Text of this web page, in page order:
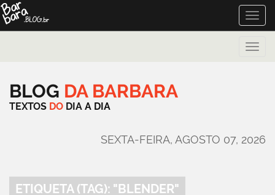
Toggle
Toggle
BLOG DA BARBARA
TEXTOS DO DIA A DIA
SEXTA-FEIRA, AGOSTO 07, 2026
ETIQUETA (TAG): "BLENDER"